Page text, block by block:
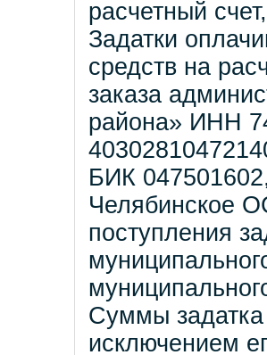
расчетный
Задатки
средств на
заказа
района» ИНН
БИК
Челябинское
поступления
Суммы задатка
исключением